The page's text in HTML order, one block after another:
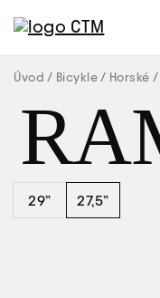
Úvod Bicykle Horské
29” 27,5”